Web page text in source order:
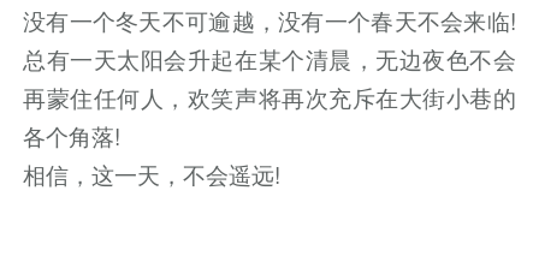
没有一个冬天不可逾越，没有一个春天不会来临!
总有一天太阳会升起在某个清晨，无边夜色不会
再蒙住任何人，欢笑声将再次充斥在大街小巷的
各个角落!
相信，这一天，不会遥远!